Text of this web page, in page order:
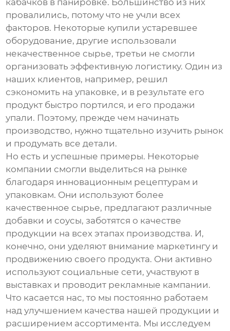
кабачков в панировке. Большинство из них
провалились, потому что не учли всех
факторов. Некоторые купили устаревшее
оборудование, другие использовали
некачественное сырье, третьи не смогли
организовать эффективную логистику. Один из
наших клиентов, например, решил
сэкономить на упаковке, и в результате его
продукт быстро портился, и его продажи
упали. Поэтому, прежде чем начинать
производство, нужно тщательно изучить рынок
и продумать все детали.
Но есть и успешные примеры. Некоторые
компании смогли выделиться на рынке
благодаря инновационным рецептурам и
упаковкам. Они используют более
качественное сырье, предлагают различные
добавки и соусы, заботятся о качестве
продукции на всех этапах производства. И,
конечно, они уделяют внимание маркетингу и
продвижению своего продукта. Они активно
используют социальные сети, участвуют в
выставках и проводит рекламные кампании.
Что касается нас, то мы постоянно работаем
над улучшением качества нашей продукции и
расширением ассортимента. Мы исследуем